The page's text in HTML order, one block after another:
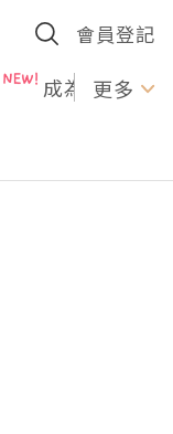
會員登記
成為U更多